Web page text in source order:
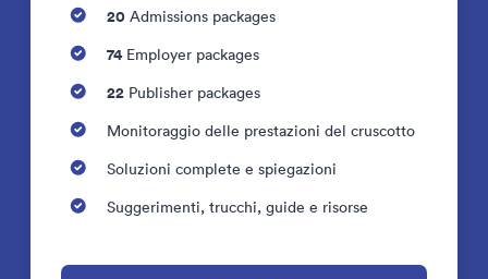
20 Admissions packages
74Employer packages
22 Publisher packages
Monitoraggio delle prestazioni del cruscotto
Soluzioni complete e spiegazioni
Suggerimenti, trucchi, guide e risorse